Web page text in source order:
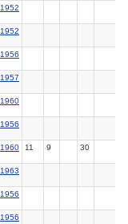
1952
1952
1956
1957
1960
1956
1960 11 9 30
1963
1956
1956